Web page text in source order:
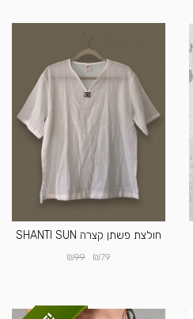
חולצת פשתן קצרה SHANTI SUN
₪79
₪99